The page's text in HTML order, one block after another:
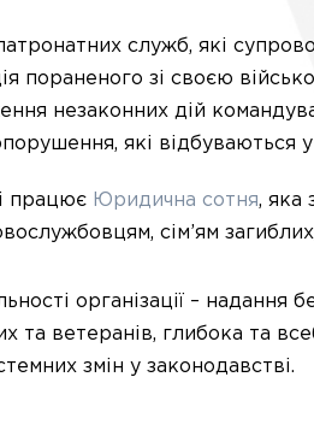
служб, які
пораненого зі своєю
незаконних дій
які відбуваються у
працює Юридична сотня, яка
сім’ям
організації –
та ветеранів, глибока та
змін у законодавстві.